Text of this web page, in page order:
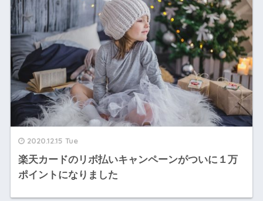
2020.12.15 Tue
楽天カードのリボ払いキャンペーンがついに１万
ポイントになりました